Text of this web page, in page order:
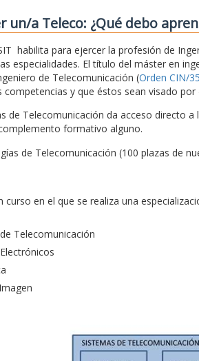
un/a Teleco: ¿Qué debo
habilita para ejercer la profesión de
especialidades. El título del máster en
de Telecomunicación (Orden CIN/
y que éstos sean visado
de Telecomunicación da acceso directo
formativo alguno.
de Telecomunicación (100 plazas de
curso en el que se realiza una
Telecomunicación